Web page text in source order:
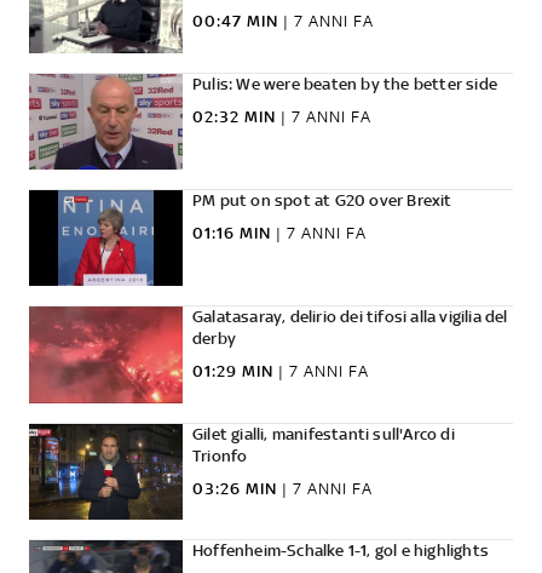
00:47 MIN | 7 ANNI FA
Pulis: We were beaten by the better side
02:32 MIN | 7 ANNI FA
PM put on spot at G20 over Brexit
01:16 MIN | 7 ANNI FA
Galatasaray, delirio dei tifosi alla vigilia del
derby
01:29 MIN | 7 ANNI FA
Gilet gialli, manifestanti sull'Arco di
Trionfo
03:26 MIN | 7 ANNI FA
Hoffenheim-Schalke 1-1, gol e highlights